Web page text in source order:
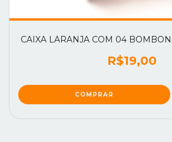
CAIXA LARANJA COM 04
R$19,00